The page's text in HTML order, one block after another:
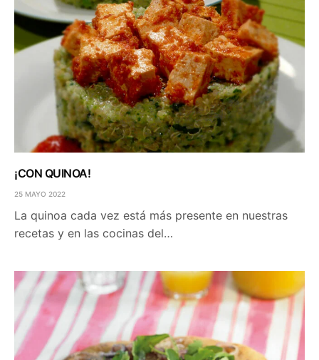
¡CON QUINOA!
25 MAYO 2022
La quinoa cada vez está más presente en nuestras
recetas y en las cocinas del…